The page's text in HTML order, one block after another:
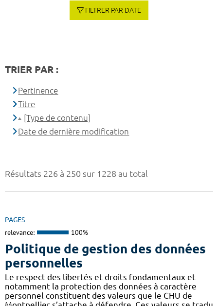
Résultats 226 à 250 sur 1228 au total
PAGES
relevance: 100%
Politique de gestion des données
personnelles
Le respect des libertés et droits fondamentaux et
notamment la protection des données à caractère
personnel constituent des valeurs que le CHU de
FILTRER PAR DATE
TRIER PAR :
Pertinence
Titre
[Type de contenu]
Date de dernière modification